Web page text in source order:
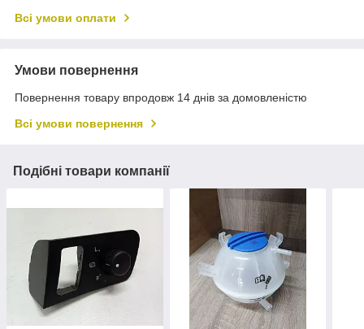
Всі умови оплати
Умови повернення
Повернення товару впродовж 14 днів за домовленістю
Всі умови повернення
Подібні товари компанії